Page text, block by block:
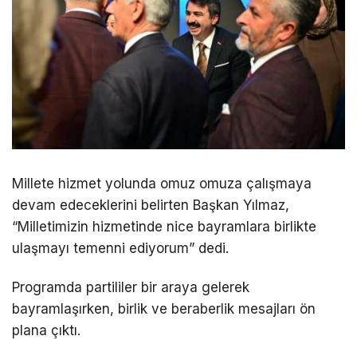
Millete hizmet yolunda omuz omuza çalışmaya
devam edeceklerini belirten Başkan Yılmaz,
“Milletimizin hizmetinde nice bayramlara birlikte
ulaşmayı temenni ediyorum” dedi.
Programda partililer bir araya gelerek
bayramlaşırken, birlik ve beraberlik mesajları ön
plana çıktı.